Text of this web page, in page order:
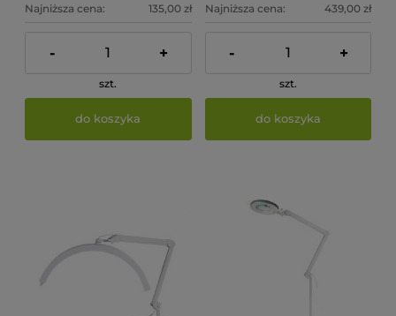
Najniższa cena: 135,00 zł
- +
szt.
do koszyka
Najniższa cena: 439,00 zł
- +
szt.
do koszyka